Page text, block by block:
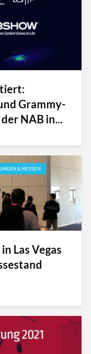
Grammy-
NAB in...
& MESSEN
Las Vegas